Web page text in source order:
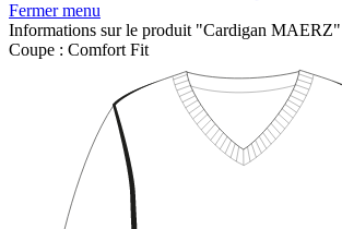
Fermer menu
Informations sur le produit "Cardigan MAERZ"
Coupe : Comfort Fit